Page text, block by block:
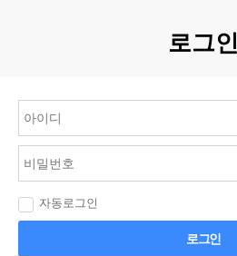
로그인
자동로그인
로그인